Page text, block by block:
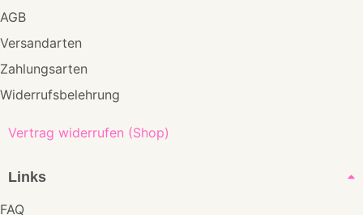
AGB
Versandarten
Zahlungsarten
Widerrufsbelehrung
Vertrag widerrufen (Shop)
Links
FAQ